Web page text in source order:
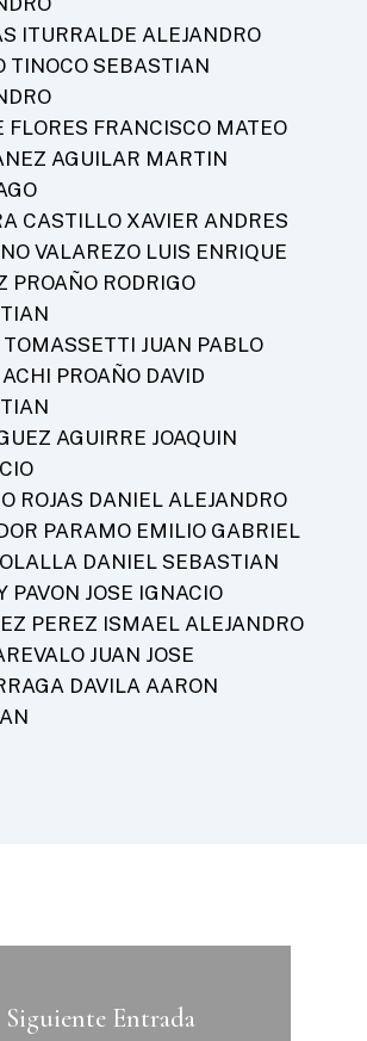
ITURRALDE ALEJANDRO
TINOCO SEBASTIAN
FLORES FRANCISCO MATEO
AGUILAR MARTIN
CASTILLO XAVIER ANDRES
VALAREZO LUIS ENRIQUE
PROAÑO RODRIGO
TOMASSETTI JUAN PABLO
PROAÑO DAVID
AGUIRRE JOAQUIN
ROJAS DANIEL ALEJANDRO
PARAMO EMILIO GABRIEL
DANIEL SEBASTIAN
PAVON JOSE IGNACIO
PEREZ ISMAEL ALEJANDRO
JUAN JOSE
DAVILA AARON
Siguiente Entrada